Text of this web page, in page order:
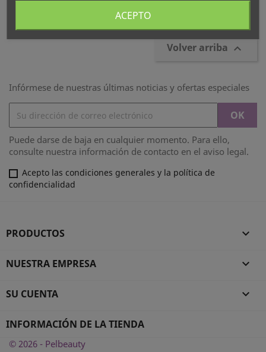
Mostrando 1-3 de 3 artículo(s)
Volver arriba 
Infórmese de nuestras últimas noticias y ofertas especiales
Puede darse de baja en cualquier momento. Para ello,
consulte nuestra información de contacto en el aviso legal.
Acepto las condiciones generales y la política de
confidencialidad
PRODUCTOS 
NUESTRA EMPRESA 
SU CUENTA 
INFORMACIÓN DE LA TIENDA
ACEPTO
© 2026 - Pelbeauty